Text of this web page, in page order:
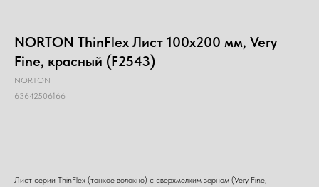
NORTON ThinFlex Лист 100x200 мм, Very
Fine, красный (F2543)
NORTON
63642506166
Лист серии ThinFlex (тонкое волокно) с сверхмелким зерном (Very Fine,